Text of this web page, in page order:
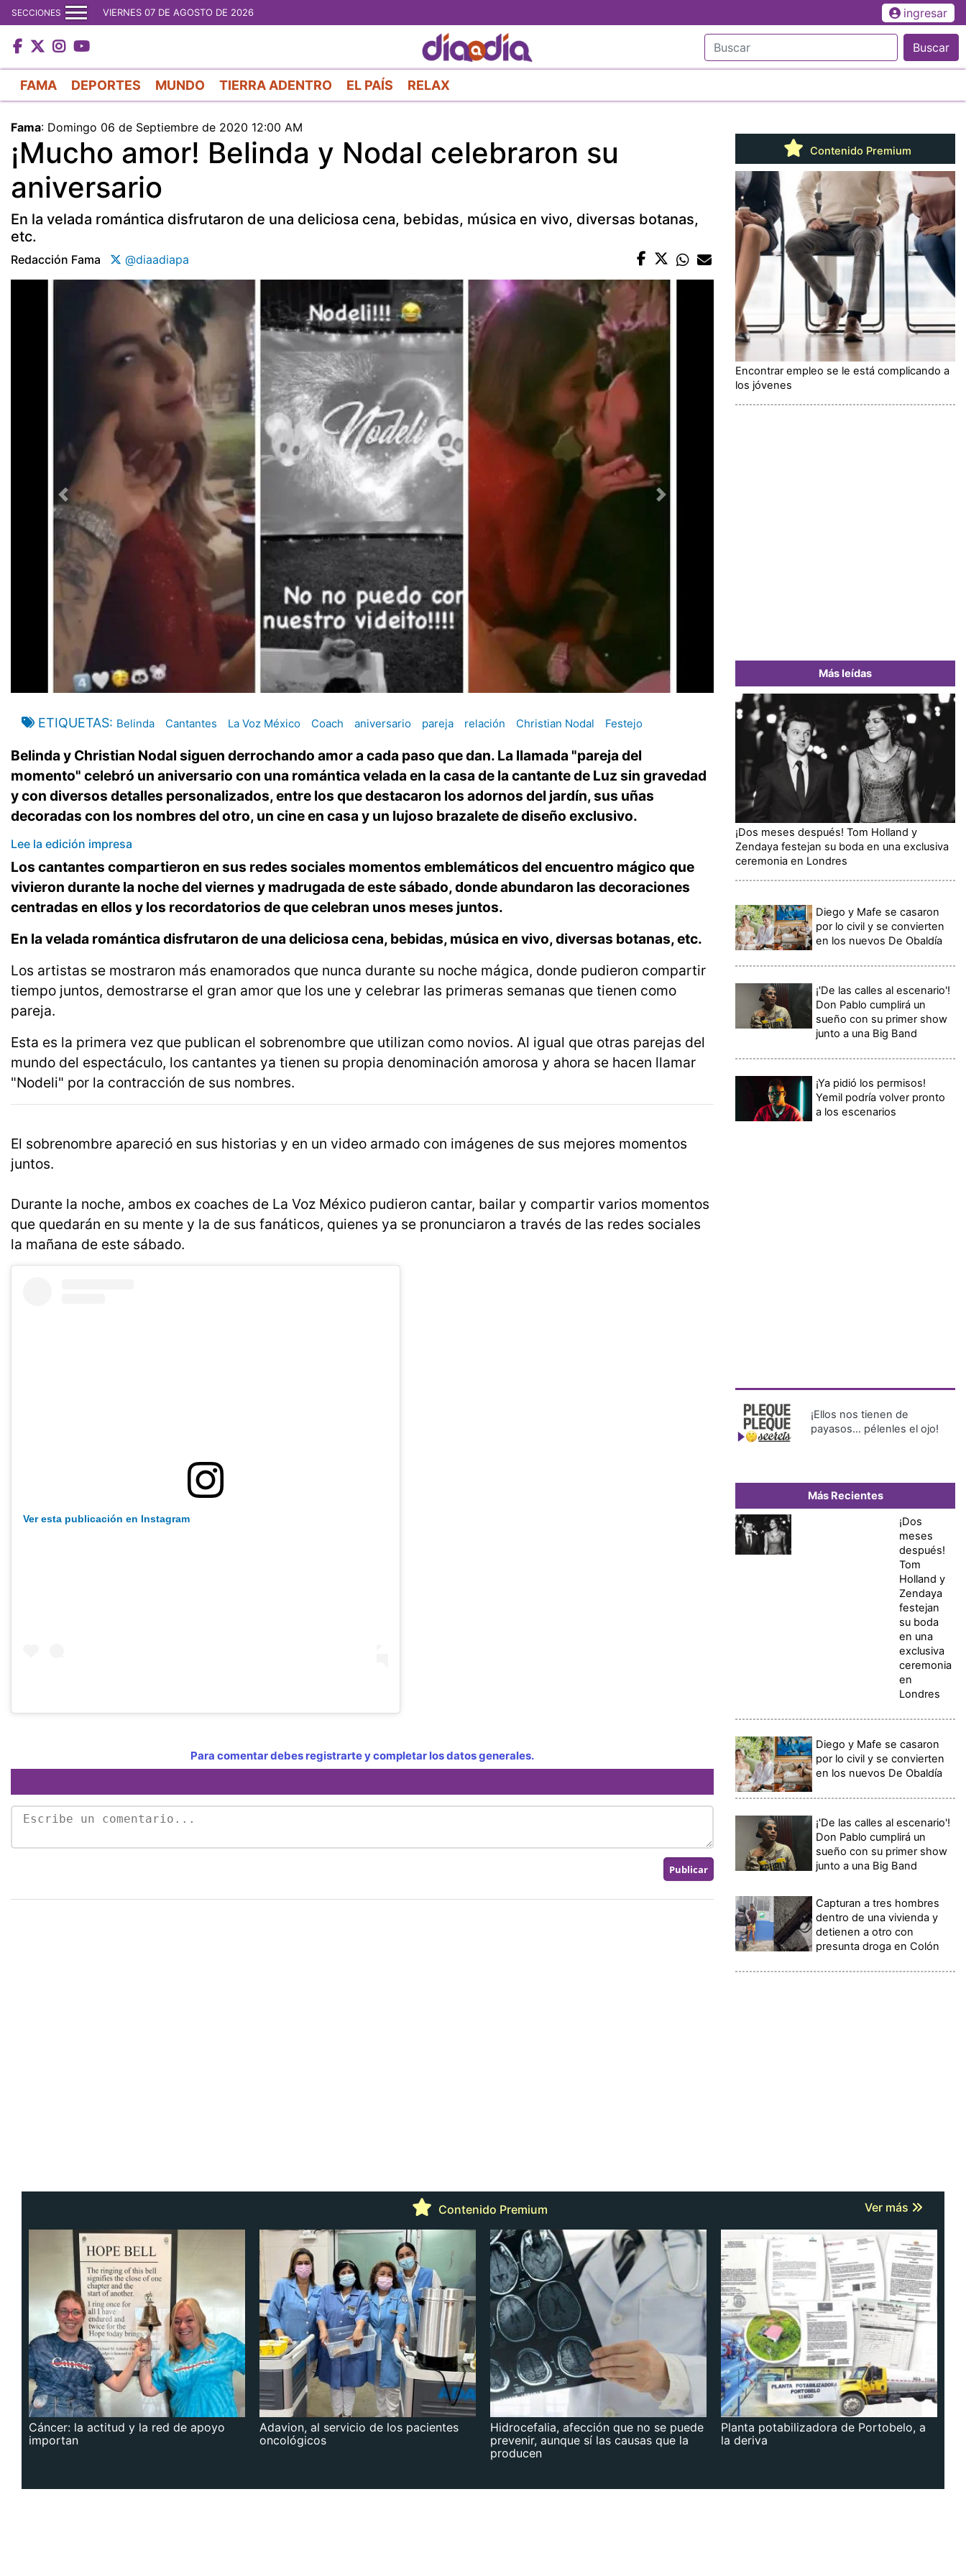
al
contenido
principal
SECCIONES VIERNES 07 DE AGOSTO DE 2026 ingresar
Buscar
FAMA DEPORTES MUNDO TIERRA ADENTRO EL PAÍS RELAX
Fama: Domingo 06 de Septiembre de 2020 12:00 AM
¡Mucho amor! Belinda y Nodal celebraron su
aniversario
En la velada romántica disfrutaron de una deliciosa cena, bebidas, música en vivo, diversas botanas,
etc.
Redacción Fama @diaadiapa
ETIQUETAS Belinda Cantantes La Voz México Coach aniversario pareja relación Christian Nodal Festejo
Belinda y Christian Nodal siguen derrochando amor a cada paso que dan. La llamada "pareja del
momento" celebró un aniversario con una romántica velada en la casa de la cantante de Luz sin gravedad
y con diversos detalles personalizados, entre los que destacaron los adornos del jardín, sus uñas
decoradas con los nombres del otro, un cine en casa y un lujoso brazalete de diseño exclusivo.
Lee la edición impresa
Los cantantes compartieron en sus redes sociales momentos emblemáticos del encuentro mágico que
vivieron durante la noche del viernes y madrugada de este sábado, donde abundaron las decoraciones
centradas en ellos y los recordatorios de que celebran unos meses juntos.
En la velada romántica disfrutaron de una deliciosa cena, bebidas, música en vivo, diversas botanas, etc.
Los artistas se mostraron más enamorados que nunca durante su noche mágica, donde pudieron compartir
tiempo juntos, demostrarse el gran amor que los une y celebrar las primeras semanas que tienen como
pareja.
Esta es la primera vez que publican el sobrenombre que utilizan como novios. Al igual que otras parejas del
mundo del espectáculo, los cantantes ya tienen su propia denominación amorosa y ahora se hacen llamar
"Nodeli" por la contracción de sus nombres.
El sobrenombre apareció en sus historias y en un video armado con imágenes de sus mejores momentos
juntos.
Durante la noche, ambos ex coaches de La Voz México pudieron cantar, bailar y compartir varios momentos
que quedarán en su mente y la de sus fanáticos, quienes ya se pronunciaron a través de las redes sociales
la mañana de este sábado.
Ver esta publicación en Instagram
Para comentar debes registrarte y completar los datos generales.
Contenido Premium
Encontrar empleo se le está complicando a
los jóvenes
Más leídas
¡Dos meses después! Tom Holland y
Zendaya festejan su boda en una exclusiva
ceremonia en Londres
Diego y Mafe se casaron
por lo civil y se convierten
en los nuevos De Obaldía
¡'De las calles al escenario'!
Don Pablo cumplirá un
sueño con su primer show
junto a una Big Band
¡Ya pidió los permisos!
Yemil podría volver pronto
a los escenarios
¡Ellos nos tienen de
payasos… pélenles el ojo!
Más Recientes
¡Dos
meses
después!
Tom
Holland y
Zendaya
festejan
su boda
en una
exclusiva
ceremonia
en
Londres
Diego y Mafe se casaron
por lo civil y se convierten
en los nuevos De Obaldía
¡'De las calles al escenario'!
Don Pablo cumplirá un
sueño con su primer show
junto a una Big Band
Capturan a tres hombres
dentro de una vivienda y
detienen a otro con
presunta droga en Colón
Contenido Premium Ver más
Cáncer: la actitud y la red de apoyo
importan
Adavion, al servicio de los pacientes
oncológicos
Hidrocefalia, afección que no se puede
prevenir, aunque sí las causas que la
producen
Planta potabilizadora de Portobelo, a
la deriva